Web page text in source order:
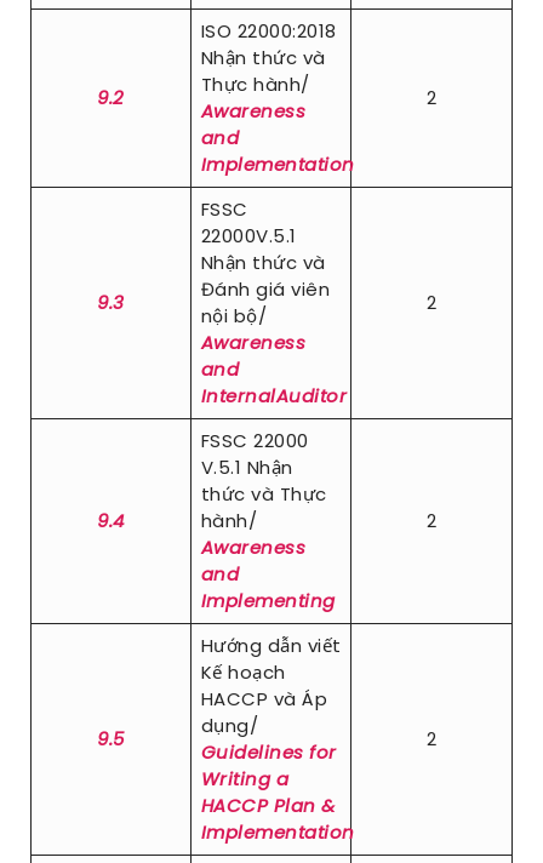
9.2
ISO 22000:2018
Nhận thức và
Thực hành/
Awareness
and
Implementation
2
9.3
FSSC
22000V.5.1
Nhận thức và
Đánh giá viên
nội bộ/
Awareness
and
InternalAuditor
2
9.4
FSSC 22000
V.5.1 Nhận
thức và Thực
hành/
Awareness
and
Implementing
2
9.5
Hướng dẫn viết
Kế hoạch
HACCP và Áp
dụng/
Guidelines for
Writing a
HACCP Plan &
Implementation
2